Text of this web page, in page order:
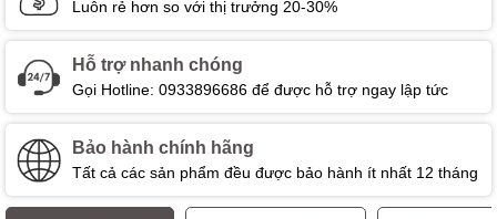
Luôn rẻ hơn so với thị trưởng 20-30%
Hỗ trợ nhanh chóng
Gọi Hotline: 0933896686 để được hỗ trợ ngay lập tức
Bảo hành chính hãng
Tất cả các sản phẩm đều được bảo hành ít nhất 12 tháng